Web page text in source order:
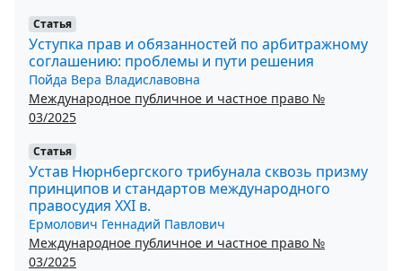
Статья
Уступка прав и обязанностей по арбитражному
соглашению: проблемы и пути решения
Пойда Вера Владиславовна
Международное публичное и частное право №
03/2025
Статья
Устав Нюрнбергского трибунала сквозь призму
принципов и стандартов международного
правосудия XXI в.
Ермолович Геннадий Павлович
Международное публичное и частное право №
03/2025